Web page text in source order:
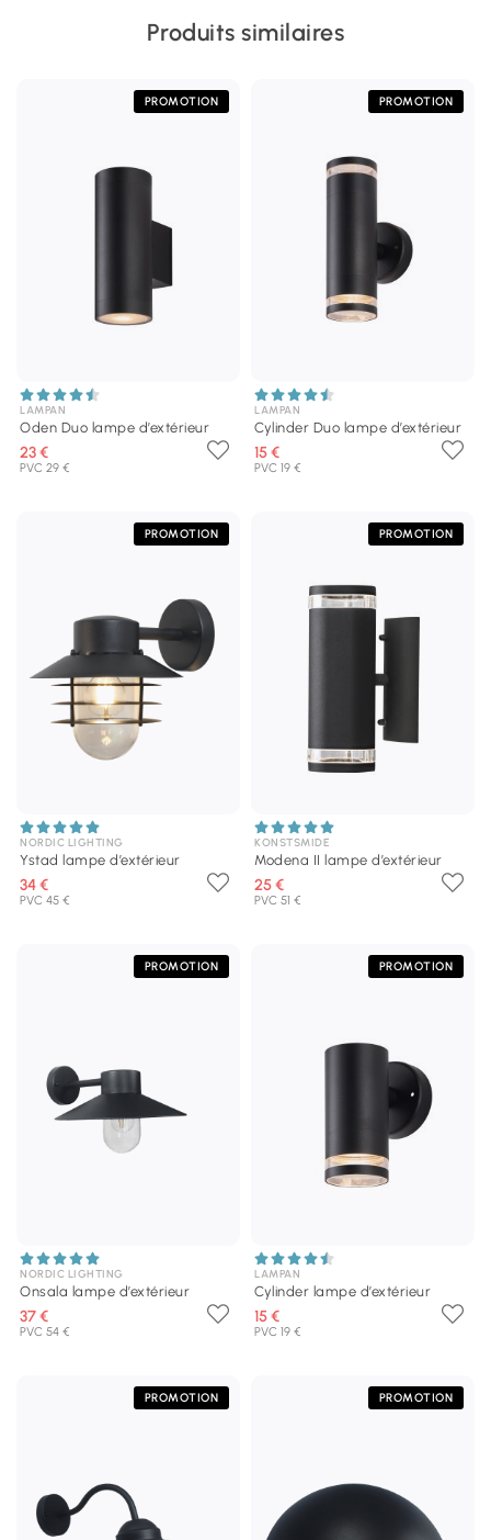
Produits similaires
PROMOTION
LAMPAN
Oden Duo lampe d’extérieur
23 €
PVC 29 €
PROMOTION
LAMPAN
Cylinder Duo lampe d’extérieur
15 €
PVC 19 €
PROMOTION
NORDIC LIGHTING
Ystad lampe d’extérieur
34 €
PVC 45 €
PROMOTION
KONSTSMIDE
Modena II lampe d’extérieur
25 €
PVC 51 €
PROMOTION
NORDIC LIGHTING
Onsala lampe d’extérieur
37 €
PVC 54 €
PROMOTION
LAMPAN
Cylinder lampe d’extérieur
15 €
PVC 19 €
PROMOTION PROMOTION